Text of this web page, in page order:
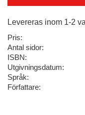
Levereras inom 1-2
Pris:
Antal sidor:
ISBN:
Utgivningsdatum:
Språk:
Författare: